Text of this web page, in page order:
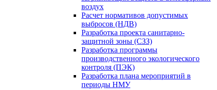
воздух
Расчет нормативов допустимых
выбросов (НДВ)
Разработка проекта санитарно-
защитной зоны (СЗЗ)
Разработка программы
производственного экологического
контроля (ПЭК)
Разработка плана мероприятий в
периоды НМУ